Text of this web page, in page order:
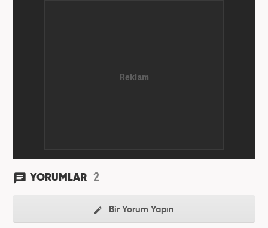
YORUMLAR 2
Bir Yorum Yapın